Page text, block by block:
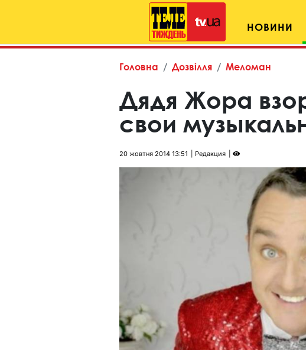
НОВИНИ
Головна Дозвілля Меломан
Дядя Жора
свои
20 жовтня 2014 13:51 Редакция